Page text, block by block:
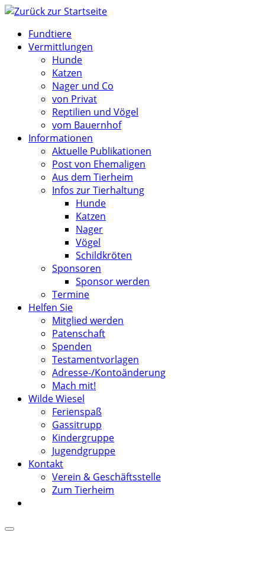
Zum
springenFundtiere
Vermittlungen
Hunde
Katzen
Nager und Co
von Privat
Reptilien und Vögel
vom Bauernhof
Informationen
Aktuelle Publikationen
Post von Ehemaligen
Aus dem Tierheim
Infos zur Tierhaltung
Hunde
Katzen
Nager
Vögel
Schildkröten
Sponsoren
Sponsor werden
Termine
Helfen Sie
Mitglied werden
Patenschaft
Spenden
Testamentvorlagen
Adresse-/Kontoänderung
Mach mit!
Wilde Wiesel
Ferienspaß
Gassitrupp
Kindergruppe
Jugendgruppe
Kontakt
Verein & Geschäftsstelle
Zum Tierheim